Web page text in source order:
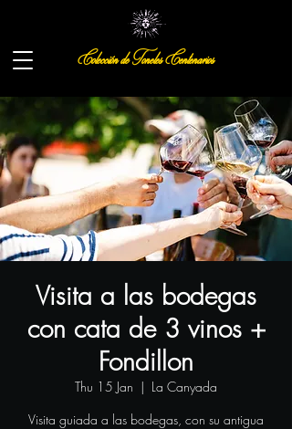
Colección de Toneles Centenarios
Visita a las bodegas
con cata de 3 vinos +
Fondillon
Thu 15 Jan
  |
La Canyada
Visita guiada a las bodegas, con su antigua